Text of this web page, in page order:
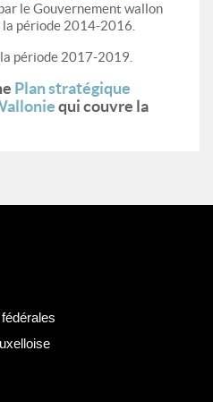
le Gouvernement wallon
période 2014-2016.
période 2017-2019.
Plan stratégique
qui couvre la